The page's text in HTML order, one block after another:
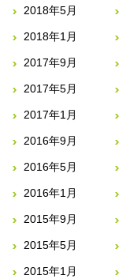
2018年5月
2018年1月
2017年9月
2017年5月
2017年1月
2016年9月
2016年5月
2016年1月
2015年9月
2015年5月
2015年1月